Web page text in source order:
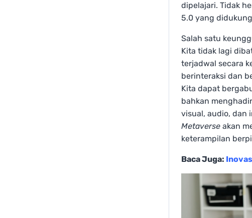
dipelajari. Tidak
5.0 yang
Salah satu
Kita tidak lagi
terjadwal secara
berinteraksi dan
Kita dapat
bahkan
visual, audio, dan
Metaverse akan
keterampilan
Baca Juga: